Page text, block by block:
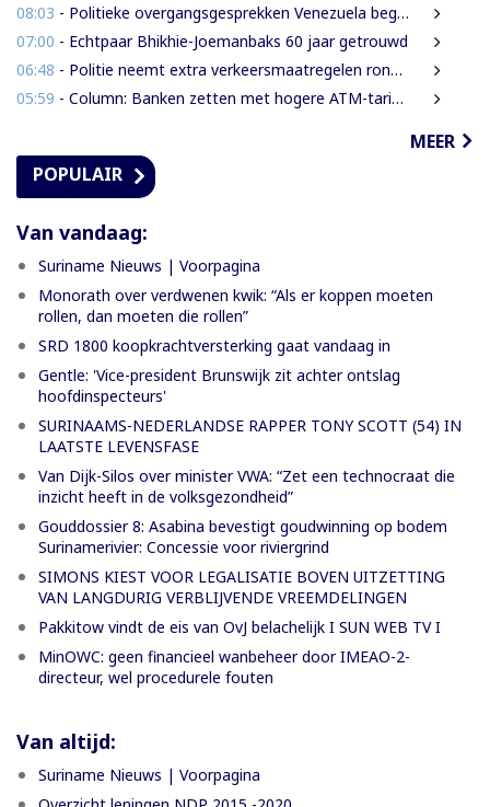
08:03 - Politieke overgangsgesprekken Venezuela beginnen zonder Machado
07:00 - Echtpaar Bhikhie-Joemanbaks 60 jaar getrouwd
06:48 - Politie neemt extra verkeersmaatregelen rond afgesloten Domineestraat
05:59 - Column: Banken zetten met hogere ATM-tarieven digitale economie op achterstand
MEER
POPULAIR
Van vandaag:
Suriname Nieuws | Voorpagina
Monorath over verdwenen kwik: “Als er koppen moeten
rollen, dan moeten die rollen”
SRD 1800 koopkrachtversterking gaat vandaag in
Gentle: 'Vice-president Brunswijk zit achter ontslag
hoofdinspecteurs'
SURINAAMS-NEDERLANDSE RAPPER TONY SCOTT (54) IN
LAATSTE LEVENSFASE
Van Dijk-Silos over minister VWA: “Zet een technocraat die
inzicht heeft in de volksgezondheid”
Gouddossier 8: Asabina bevestigt goudwinning op bodem
Surinamerivier: Concessie voor riviergrind
SIMONS KIEST VOOR LEGALISATIE BOVEN UITZETTING
VAN LANGDURIG VERBLIJVENDE VREEMDELINGEN
Pakkitow vindt de eis van OvJ belachelijk I SUN WEB TV I
MinOWC: geen financieel wanbeheer door IMEAO-2-
directeur, wel procedurele fouten
Van altijd:
Suriname Nieuws | Voorpagina